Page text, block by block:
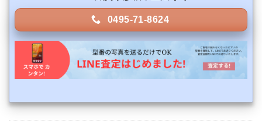
0495-71-8624